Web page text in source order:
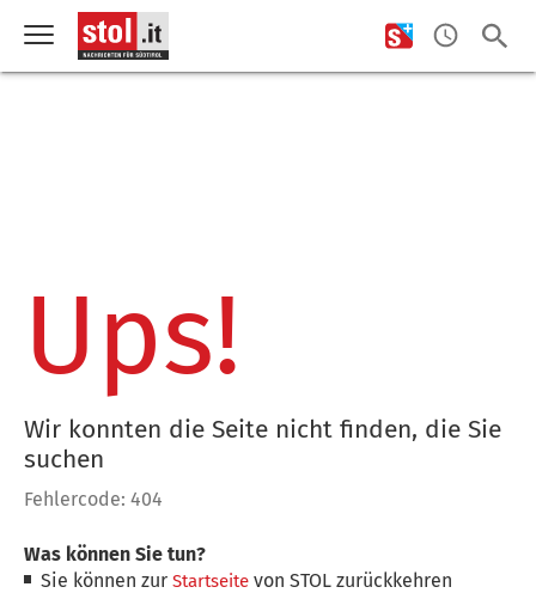
Ups!
Wir konnten die Seite nicht finden, die Sie
suchen
Fehlercode: 404
Was können Sie tun?
Sie können zurStartseite von STOL zurückkehren